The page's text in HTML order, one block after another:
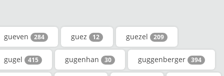
gueven 284 guez 12 guezel 209
gugel 415 gugenhan 30 guggenberger 394